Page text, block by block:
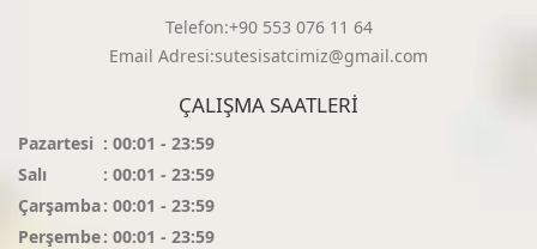
Telefon:+90 553 076 11 64
Email Adresi:sutesisatcimiz@gmail.com
ÇALIŞMA SAATLERI
Pazartesi : 00:01 - 23:59
Salı
: 00:01 - 23:59
Çarşamba: 00:01 - 23:59
Perşembe: 00:01 - 23:59